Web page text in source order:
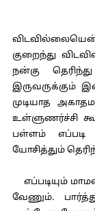
குறைந்து
நன்கு
இருவருக்கும்
முடியாத
உள்ளுணர்ச்சி
பள்ளம்
யோசித்தும்
எப்படியும்
வேணும்.